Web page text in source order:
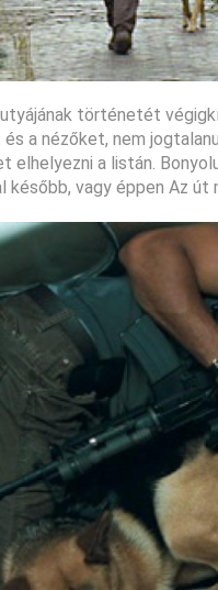
történetét
a nézőket, nem
elhelyezni a listán.
később, vagy éppen Az út